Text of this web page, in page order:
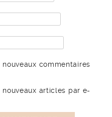
commentaires
articles par e-